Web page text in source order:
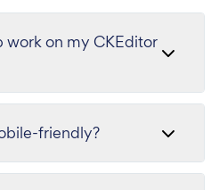
work on my CKEditor
friendly?